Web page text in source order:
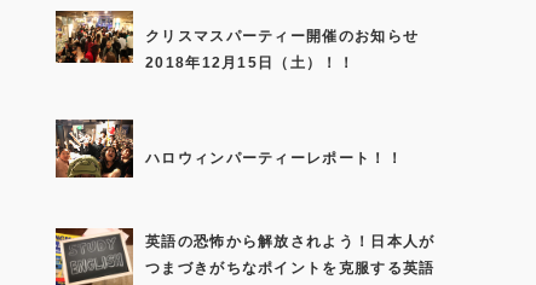
クリスマスパーティー開催のお知らせ
2018年12月15日（土）！！
ハロウィンパーティーレポート！！
英語の恐怖から解放されよう！日本人が
つまづきがちなポイントを克服する英語